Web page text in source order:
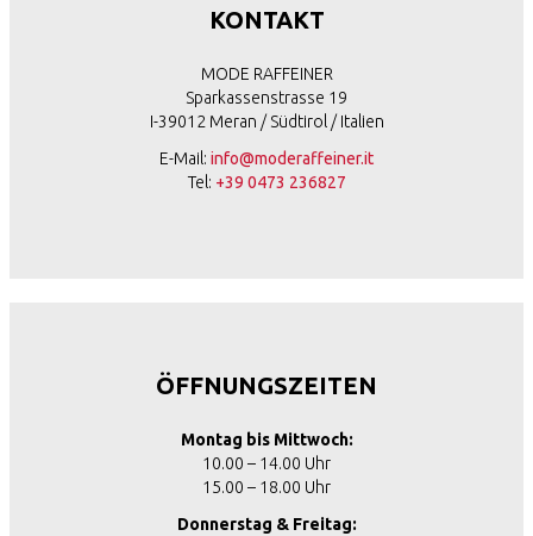
KONTAKT
MODE RAFFEINER
Sparkassenstrasse 19
I-39012 Meran / Südtirol / Italien
E-Mail: info@moderaffeiner.it
Tel: +39 0473 236827
ÖFFNUNGSZEITEN
Montag bis Mittwoch:
10.00 – 14.00 Uhr
15.00 – 18.00 Uhr
Donnerstag & Freitag: